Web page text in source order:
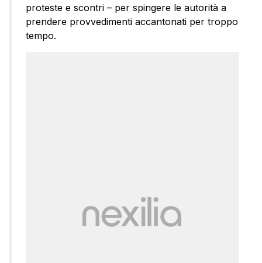
proteste e scontri – per spingere le autorità a
prendere provvedimenti accantonati per troppo
tempo.